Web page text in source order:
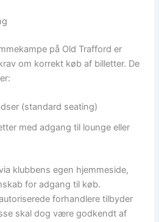
på Old Trafford er
om korrekt køb af billetter. De
(standard seating)
med adgang til lounge eller
klubbens egen hjemmeside,
for adgang til køb.
forhandlere tilbyder
skal dog være godkendt af